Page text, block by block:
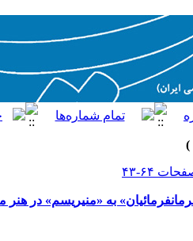
به «منیریسم» در هنر